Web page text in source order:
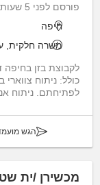
פורסם לפני 5 שעות
חיפה
משרה חלקית,
לקבוצת בזן
כולל: ניתוח
לפתיחתם. ניתוח
הגש
מכשירן /ית